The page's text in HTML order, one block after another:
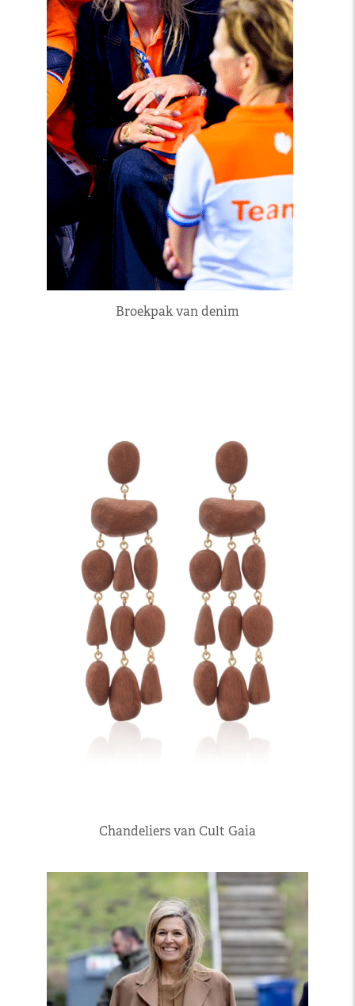
Broekpak van denim
Chandeliers van Cult Gaia